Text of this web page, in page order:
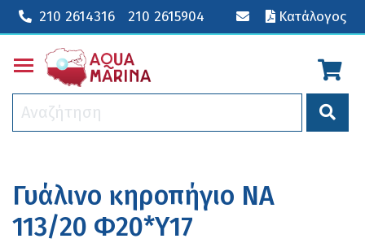
210 2614316 210 2615904 Κατάλογος
Toggle main menu visibility
Γυάλινο κηροπήγιο NA
113/20 Φ20*Υ17